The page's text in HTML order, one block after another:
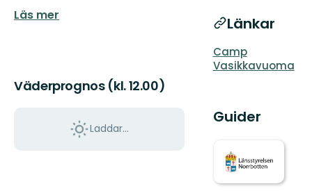
Läs mer
Väderprognos (kl. 12.00)
Laddar...
Länkar
Camp
Vasikkavuoma
Guider